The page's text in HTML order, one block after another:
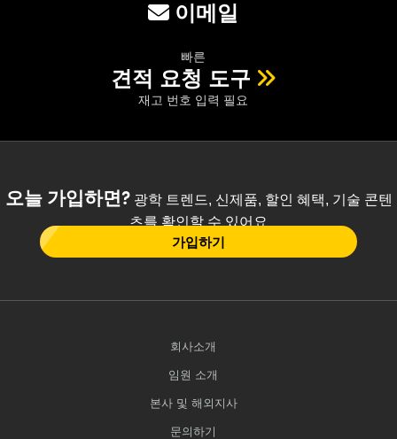
이메일
빠른
견적 요청 도구
재고 번호 입력 필요
오늘 가입하면?광학 트렌드, 신제품, 할인 혜택, 기술 콘텐
츠를 확인할 수 있어요
가입하기
회사소개
임원 소개
본사 및 해외지사
문의하기